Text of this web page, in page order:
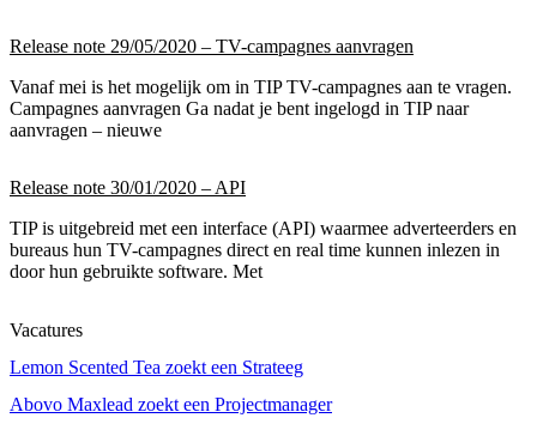
Release note 29/05/2020 – TV-campagnes aanvragen
Vanaf mei is het mogelijk om in TIP TV-campagnes aan te vragen.
Campagnes aanvragen Ga nadat je bent ingelogd in TIP naar
aanvragen – nieuwe
Release note 30/01/2020 – API
TIP is uitgebreid met een interface (API) waarmee adverteerders en
bureaus hun TV-campagnes direct en real time kunnen inlezen in
door hun gebruikte software. Met
Vacatures
Lemon Scented Tea zoekt een Strateeg
Abovo Maxlead zoekt een Projectmanager